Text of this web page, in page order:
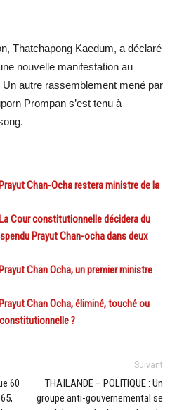
Thatchapong Kaedum, a déclaré
nouvelle manifestation au
autre rassemblement mené par
Prompan s’est tenu à
Chan-Ocha restera ministre de la
La Cour constitutionnelle décidera du
Prayut Chan-ocha dans deux
Chan Ocha, un premier ministre
Chan Ocha, éliminé, touché ou
?
60
Suivant
THAÏLANDE – POLITIQUE : Un
groupe anti-gouvernemental se